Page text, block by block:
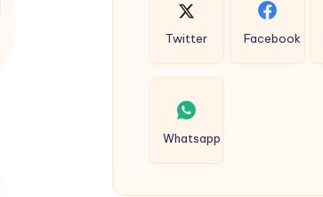
Twitter Facebook
Whatsapp